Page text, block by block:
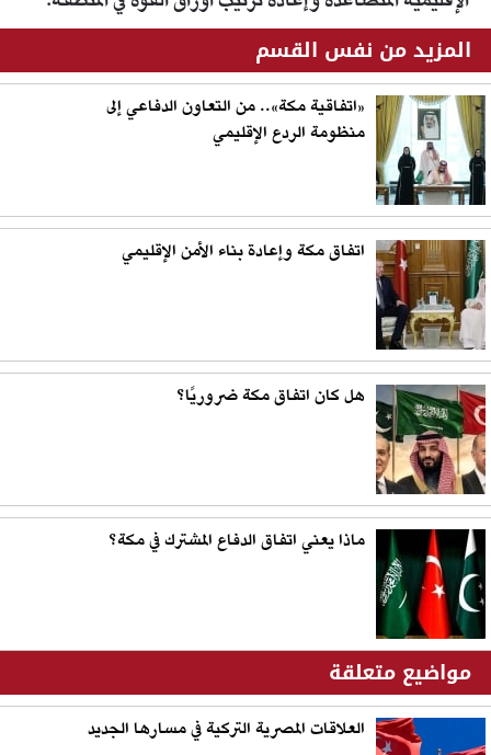
المزيد من نفس القسم
«اتفاقية مكة».. من التعاون الدفاعي إلى
منظومة الردع الإقليمي
اتفاق مكة وإعادة بناء الأمن الإقليمي
هل كان اتفاق مكة ضروريًا؟
ماذا يعني اتفاق الدفاع المشترك في مكة؟
مواضيع متعلقة
العلاقات المصرية التركية في مسارها الجديد